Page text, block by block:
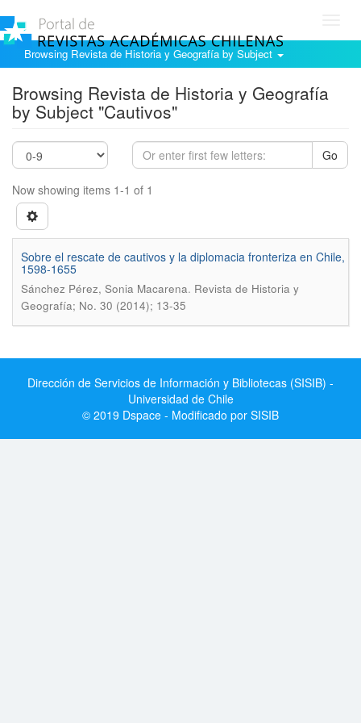
Browsing Revista de Historia y Geografía by Subject
Browsing Revista de Historia y Geografía
by Subject "Cautivos"
Go
Now showing items 1-1 of 1
Sobre el rescate de cautivos y la diplomacia fronteriza en Chile,
1598-1655
Sánchez Pérez, Sonia Macarena. Revista de Historia y
Geografí­a; No. 30 (2014); 13-35
Dirección de Servicios de Información y Bibliotecas (SISIB) -
Universidad de Chile
© 2019 Dspace - Modificado por SISIB